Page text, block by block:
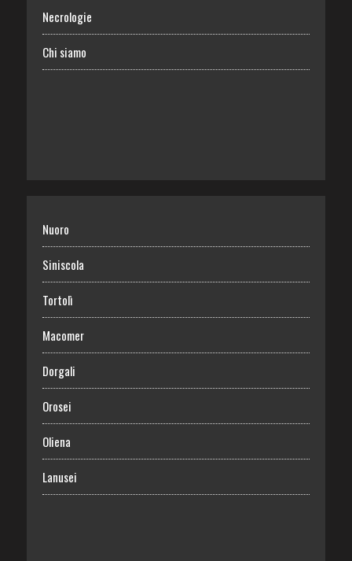
Necrologie
Chi siamo
Nuoro
Siniscola
Tortolì
Macomer
Dorgali
Orosei
Oliena
Lanusei